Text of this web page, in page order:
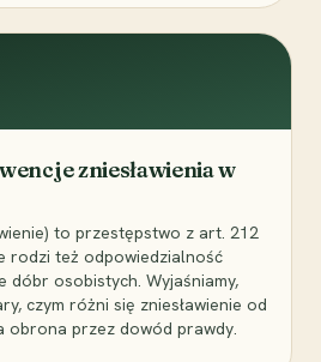
zniesławienia w
to przestępstwo z art. 212
rodzi też odpowiedzialność
dóbr osobistych. Wyjaśniamy,
czym różni się zniesławienie od
obrona przez dowód prawdy.